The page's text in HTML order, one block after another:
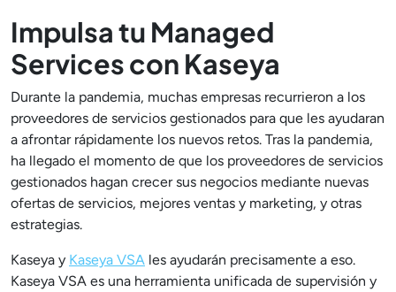
Impulsa tu Managed
Services con Kaseya
Durante la pandemia, muchas empresas recurrieron a los
proveedores de servicios gestionados para que les ayudaran
a afrontar rápidamente los nuevos retos. Tras la pandemia,
ha llegado el momento de que los proveedores de servicios
gestionados hagan crecer sus negocios mediante nuevas
ofertas de servicios, mejores ventas y marketing, y otras
estrategias.
Kaseya y Kaseya VSA les ayudarán precisamente a eso.
Kaseya VSA es una herramienta unificada de supervisión y